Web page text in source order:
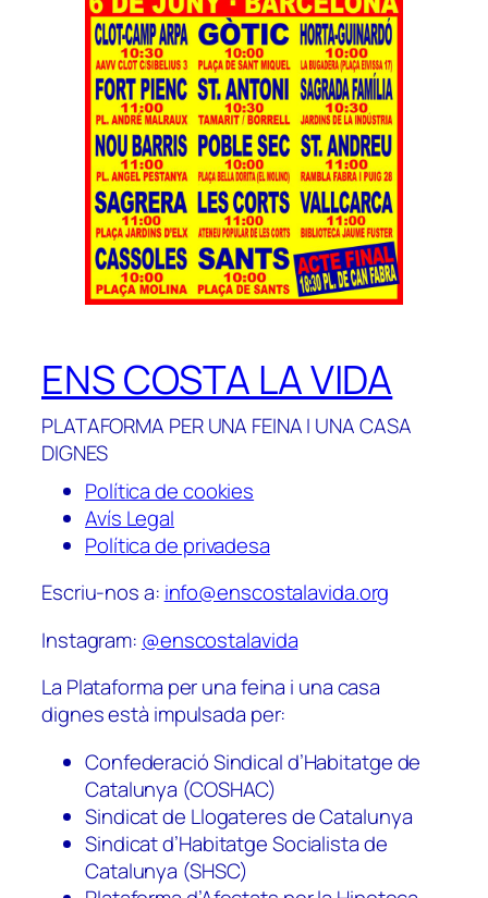
ENS COSTA LA VIDA
PLATAFORMA PER UNA FEINA I UNA CASA
DIGNES
Política de cookies
Avís Legal
Política de privadesa
Escriu-nos a: info@enscostalavida.org
Instagram: @enscostalavida
La Plataforma per una feina i una casa
dignes està impulsada per:
Confederació Sindical d’Habitatge de
Catalunya (COSHAC)
Sindicat de Llogateres de Catalunya
Sindicat d’Habitatge Socialista de
Catalunya (SHSC)